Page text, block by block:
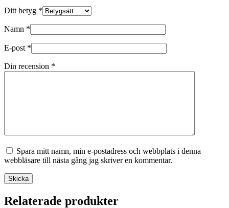
Ditt betyg *
Namn *
E-post *
Din recension *
Spara mitt namn, min e-postadress och webbplats i denna
webbläsare till nästa gång jag skriver en kommentar.
Skicka
Relaterade produkter